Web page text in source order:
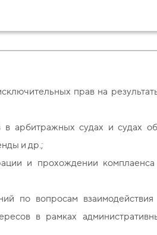
прав на
в арбитражных судах и судах
и др.;
и прохождении
по вопросам
в рамках